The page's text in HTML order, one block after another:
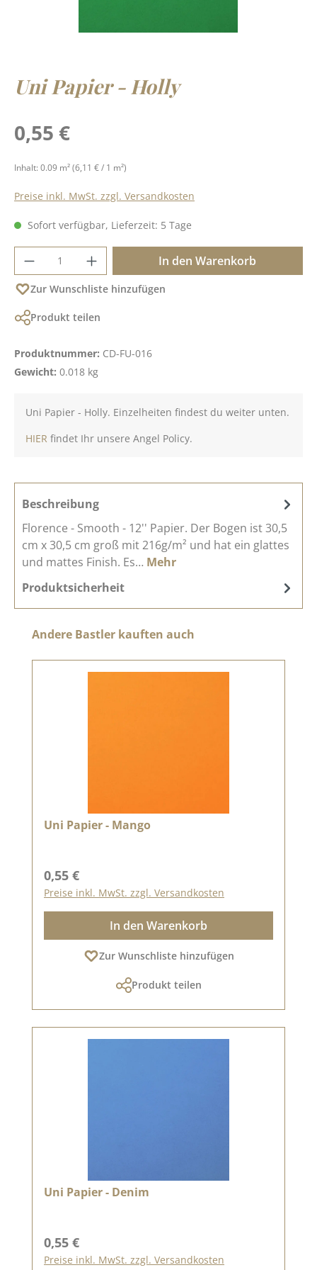
Uni Papier - Holly
Regulärer Preis:
0,55 €
Inhalt: 0.09 m²(6,11 € / 1 m²)
Preise inkl. MwSt. zzgl. Versandkosten
Sofort verfügbar, Lieferzeit: 5 Tage
Produkt Anzahl: Gib den gewünschten
In den Warenkorb
Zur Wunschliste hinzufügen
Produkt teilen
Produktnummer: CD-FU-016
Gewicht: 0.018 kg
Uni Papier - Holly. Einzelheiten findest du weiter unten.
HIER findet Ihr unsere Angel Policy.
Beschreibung
Florence - Smooth - 12'' Papier. Der Bogen ist 30,5
cm x 30,5 cm groß mit 216g/m² und hat ein glattes
und mattes Finish. Es… Mehr
Produktsicherheit
Produktgalerie überspringen
Andere Bastler kauften auch
Uni Papier - Mango
Regulärer Preis:
0,55 €
Preise inkl. MwSt. zzgl. Versandkosten
In den Warenkorb
Zur Wunschliste hinzufügen
Produkt teilen
Uni Papier - Denim
Regulärer Preis:
0,55 €
Preise inkl. MwSt. zzgl. Versandkosten